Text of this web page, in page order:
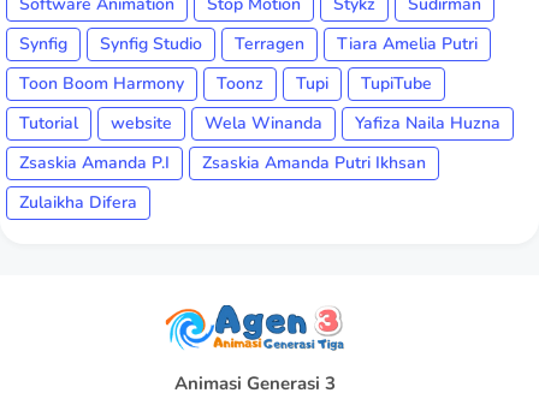
Software Animation
Stop Motion Stykz
Sudirman
Synfig
Synfig Studio Terragen
Tiara Amelia Putri
Toon Boom Harmony
Toonz Tupi
TupiTube
Tutorial
website Wela Winanda
Yafiza Naila Huzna
Zsaskia Amanda P.I
Zsaskia Amanda Putri Ikhsan
Zulaikha Difera
Animasi Generasi 3